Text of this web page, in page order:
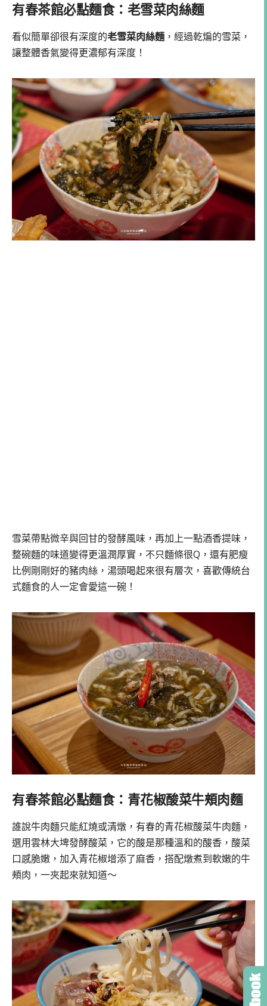
有春茶館必點麵食：老雪菜肉絲麵
看似簡單卻很有深度的老雪菜肉絲麵 ，經過乾煸的雪菜，
讓整體香氣變得更濃郁有深度！
雪菜帶點微辛與回甘的發酵風味，再加上一點酒香提味，
整碗麵的味道變得更溫潤厚實，不只麵條很Q，還有肥瘦
比例剛剛好的豬肉絲，湯頭喝起來很有層次，喜歡傳統台
式麵食的人一定會愛這一碗！
有春茶館必點麵食：青花椒酸菜牛頰肉麵
誰說牛肉麵只能紅燒或清燉，有春的青花椒酸菜牛肉麵，
選用雲林大埤發酵酸菜，它的酸是那種溫和的酸香，酸菜
口感脆嫩，加入青花椒增添了麻香，搭配燉煮到軟嫩的牛
頰肉，一夾起來就知道～